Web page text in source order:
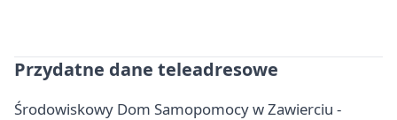
Przydatne dane teleadresowe
Środowiskowy Dom Samopomocy w Zawierciu -